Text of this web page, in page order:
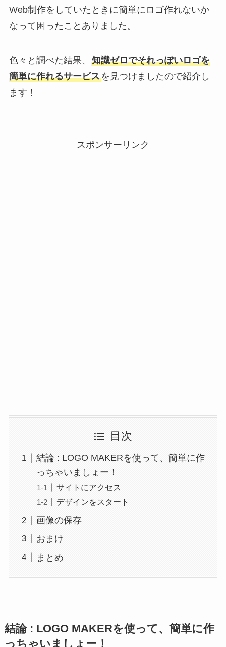
Web制作をしていたときに簡単にロゴ作れないか
なって困ったことありました。
色々と調べた結果、 知識ゼロでそれっぽいロゴを
簡単に作れるサービスを見つけましたので紹介し
ます！
スポンサーリンク
目次
結論 : LOGO MAKERを使って、簡単に作
っちゃいましょー！
サイトにアクセス
デザインをスタート
画像の保存
おまけ
まとめ
結論 : LOGO MAKERを使って、簡単に作
っちゃいましょー！